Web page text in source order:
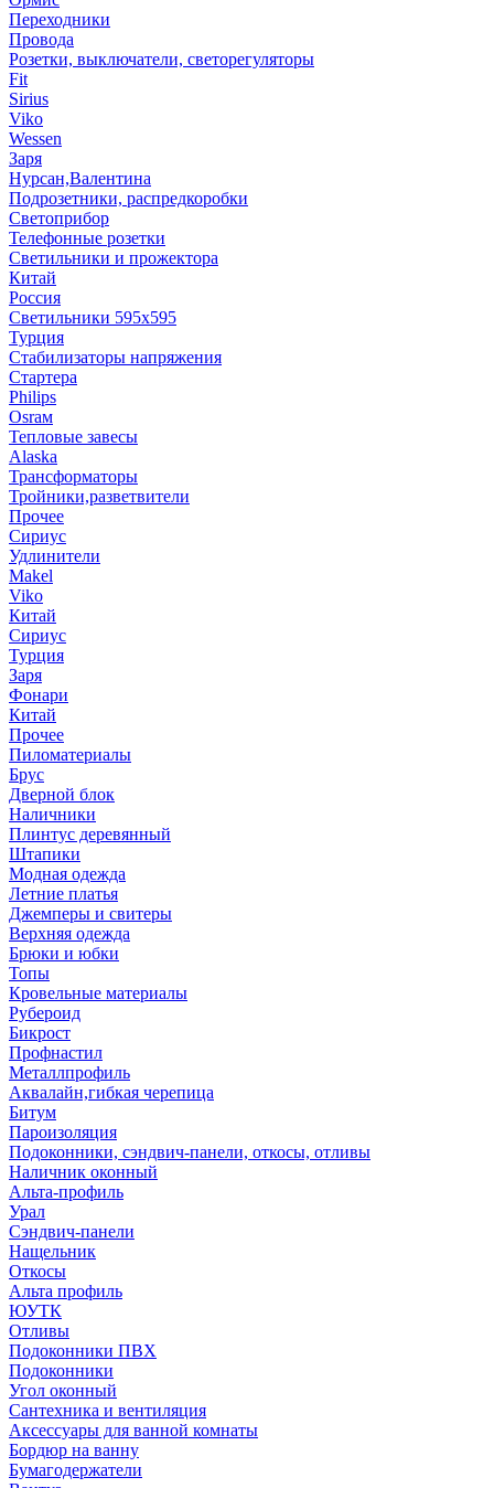
Переходники
Провода
Розетки, выключатели, светорегуляторы
Fit
Sirius
Viko
Wessen
Заря
Нурсан,Валентина
Подрозетники, распредкоробки
Светоприбор
Телефонные розетки
Светильники и прожектора
Китай
Россия
Светильники 595х595
Турция
Стабилизаторы напряжения
Стартера
Philips
Оsrам
Тепловые завесы
Alaska
Трансформаторы
Тройники,разветвители
Прочее
Сириус
Удлинители
Makel
Viko
Китай
Сириус
Турция
Заря
Фонари
Китай
Прочее
Пиломатериалы
Брус
Дверной блок
Наличники
Плинтус деревянный
Штапики
Модная одежда
Летние платья
Джемперы и свитеры
Верхняя одежда
Брюки и юбки
Топы
Кровельные материалы
Рубероид
Бикрост
Профнастил
Металлпрофиль
Аквалайн,гибкая черепица
Битум
Пароизоляция
Подоконники, сэндвич-панели, откосы, отливы
Наличник оконный
Альта-профиль
Урал
Сэндвич-панели
Нащельник
Откосы
Альта профиль
ЮУТК
Отливы
Подоконники ПВХ
Подоконники
Угол оконный
Сантехника и вентиляция
Аксессуары для ванной комнаты
Бордюр на ванну
Бумагодержатели